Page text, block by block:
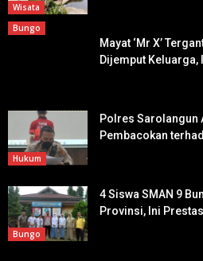
Wisata
Bungo
Mayat ‘Mr X’
Dijemput Keluarga,
Hukum
Polres Sarolangun
Pembacokan
Bungo
4 Siswa SMAN 9
Provinsi, Ini